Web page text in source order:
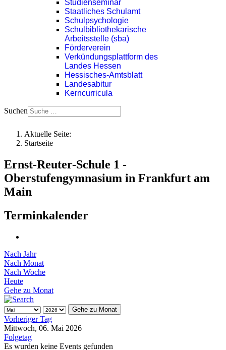
Studienseminar
Staatliches Schulamt
Schulpsychologie
Schulbibliothekarische
Arbeitsstelle (sba)
Förderverein
Verkündungsplattform des
Landes Hessen
Hessisches-Amtsblatt
Landesabitur
Kerncurricula
Suchen
Aktuelle Seite:
Startseite
Ernst-Reuter-Schule 1 -
Oberstufengymnasium in Frankfurt am
Main
Terminkalender
Nach Jahr
Nach Monat
Nach Woche
Heute
Gehe zu Monat
Gehe zu Monat
Vorheriger Tag
Mittwoch, 06. Mai 2026
Folgetag
Es wurden keine Events gefunden